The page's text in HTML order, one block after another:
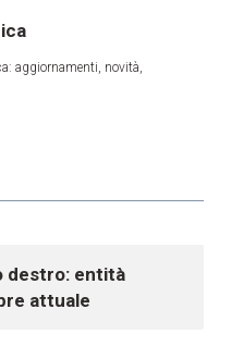
aggiornamenti, novità,
destro: entità
attuale